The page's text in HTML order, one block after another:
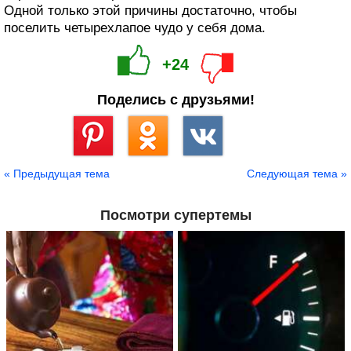
Одной только этой причины достаточно, чтобы
поселить четырехлапое чудо у себя дома.
+24
Поделись с друзьями!
« Предыдущая тема Следующая тема »
Посмотри супертемы